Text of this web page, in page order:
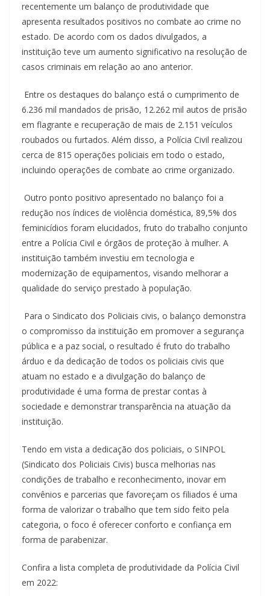
recentemente um balanço de produtividade que
apresenta resultados positivos no combate ao crime no
estado. De acordo com os dados divulgados, a
instituição teve um aumento significativo na resolução de
casos criminais em relação ao ano anterior.
Entre os destaques do balanço está o cumprimento de
6.236 mil mandados de prisão, 12.262 mil autos de prisão
em flagrante e recuperação de mais de 2.151 veículos
roubados ou furtados. Além disso, a Polícia Civil realizou
cerca de 815 operações policiais em todo o estado,
incluindo operações de combate ao crime organizado.
Outro ponto positivo apresentado no balanço foi a
redução nos índices de violência doméstica, 89,5% dos
feminicídios foram elucidados, fruto do trabalho conjunto
entre a Polícia Civil e órgãos de proteção à mulher. A
instituição também investiu em tecnologia e
modernização de equipamentos, visando melhorar a
qualidade do serviço prestado à população.
Para o Sindicato dos Policiais civis, o balanço demonstra
o compromisso da instituição em promover a segurança
pública e a paz social, o resultado é fruto do trabalho
árduo e da dedicação de todos os policiais civis que
atuam no estado e a divulgação do balanço de
produtividade é uma forma de prestar contas à
sociedade e demonstrar transparência na atuação da
instituição.
Tendo em vista a dedicação dos policiais, o SINPOL
(Sindicato dos Policiais Civis) busca melhorias nas
condições de trabalho e reconhecimento, inovar em
convênios e parcerias que favoreçam os filiados é uma
forma de valorizar o trabalho que tem sido feito pela
categoria, o foco é oferecer conforto e confiança em
forma de parabenizar.
Confira a lista completa de produtividade da Polícia Civil
em 2022: